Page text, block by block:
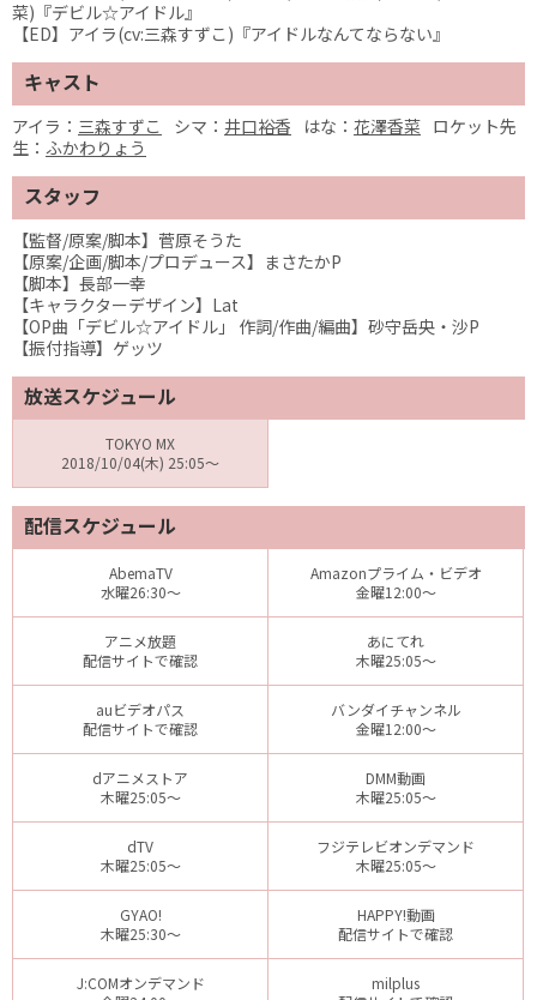
菜)『デビル☆アイドル』
【ED】アイラ(cv:三森すずこ)『アイドルなんてならない』
キャスト
アイラ： 三森すずこ シマ： 井口裕香 はな： 花澤香菜 ロケット先
生： ふかわりょう
スタッフ
【監督/原案/脚本】菅原そうた
【原案/企画/脚本/プロデュース】まさたかP
【脚本】長部一幸
【キャラクターデザイン】Lat
【OP曲「デビル☆アイドル」 作詞/作曲/編曲】砂守岳央・沙P
【振付指導】ゲッツ
放送スケジュール
TOKYO MX
2018/10/04(木) 25:05～
配信スケジュール
AbemaTV
水曜26:30～
Amazonプライム・ビデオ
金曜12:00～
アニメ放題
配信サイトで確認
あにてれ
木曜25:05～
auビデオパス
配信サイトで確認
バンダイチャンネル
金曜12:00～
dアニメストア
木曜25:05～
DMM動画
木曜25:05～
dTV
木曜25:05～
フジテレビオンデマンド
木曜25:05～
GYAO!
木曜25:30～
HAPPY!動画
配信サイトで確認
J:COMオンデマンド
milplus